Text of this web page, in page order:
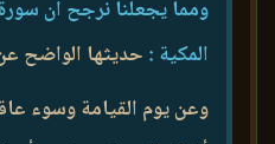
ومما يجعلنا نرجح أن
المكية : حديثها الواضح عن
وعن يوم القيامة وسوء